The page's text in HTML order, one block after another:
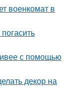
военкомат в
с помощью
декор на